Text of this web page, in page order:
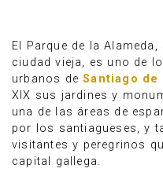
El Parque de la
ciudad vieja, es uno de
urbanos deSantiago de
XIX sus jardines y
una de las áreas de
por los santiagueses, y
visitantes y peregrinos
capital gallega.